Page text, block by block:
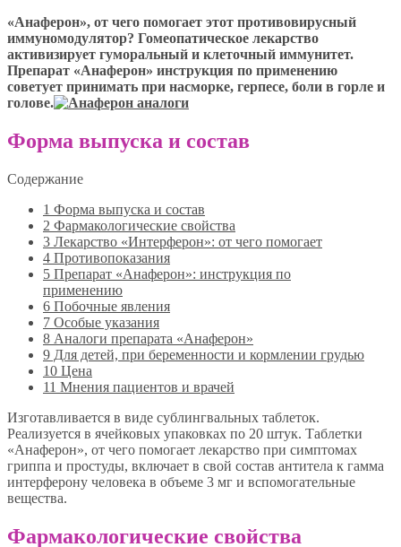
«Анаферон», от чего помогает этот противовирусный
иммуномодулятор? Гомеопатическое лекарство
активизирует гуморальный и клеточный иммунитет.
Препарат «Анаферон» инструкция по применению
советует принимать при насморке, герпесе, боли в горле и
голове.
Форма выпуска и состав
Содержание
1 Форма выпуска и состав
2 Фармакологические свойства
3 Лекарство «Интерферон»: от чего помогает
4 Противопоказания
5 Препарат «Анаферон»: инструкция по
применению
6 Побочные явления
7 Особые указания
8 Аналоги препарата «Анаферон»
9 Для детей, при беременности и кормлении грудью
10 Цена
11 Мнения пациентов и врачей
Изготавливается в виде сублингвальных таблеток.
Реализуется в ячейковых упаковках по 20 штук. Таблетки
«Анаферон», от чего помогает лекарство при симптомах
гриппа и простуды, включает в свой состав антитела к гамма
интерферону человека в объеме 3 мг и вспомогательные
вещества.
Фармакологические свойства